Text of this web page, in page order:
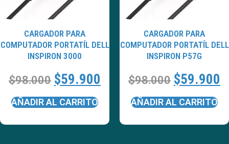
CARGADOR PARA
COMPUTADOR PORTATÍL DELL
INSPIRON 3000
$98.000 $59.900
AÑADIR AL CARRITO
CARGADOR PARA
COMPUTADOR PORTATÍL DELL
INSPIRON P57G
$98.000 $59.900
AÑADIR AL CARRITO